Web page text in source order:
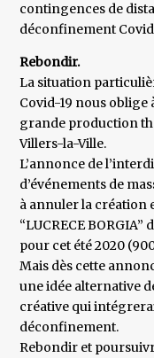
contingences de
déconfinement
Rebondir.
La situation
Covid-19 nous
grande production
Villers-la-Ville.
L’annonce de
d’événements de
à annuler la création
“LUCRECE
pour cet été 2020
Mais dès cette
une idée alternative
créative qui
déconfinement.
Rebondir et